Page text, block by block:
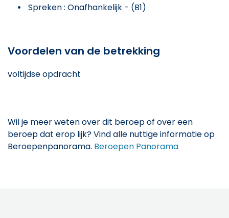
Spreken : Onafhankelijk - (B1)
Voordelen van de betrekking
voltijdse opdracht
Wil je meer weten over dit beroep of over een
beroep dat erop lijk? Vind alle nuttige informatie op
Beroepenpanorama. Beroepen Panorama